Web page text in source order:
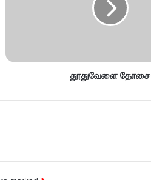
தூதுவேளை தோசை